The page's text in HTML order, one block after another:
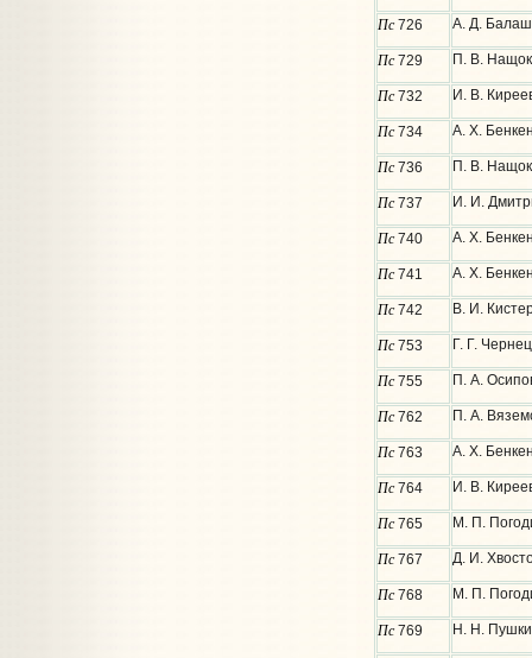
Пс726 А. Д.
Пс729 П. В.
Пс732 И. В.
Пс734 А. Х.
Пс736 П. В.
Пс737 И. И.
Пс740 А. Х.
Пс741 А. Х.
Пс742 В. И.
Пс753 Г. Г.
Пс755 П. А.
Пс762 П. А.
Пс763 А. Х.
Пс764 И. В.
Пс765 М. П.
Пс767 Д. И.
Пс768 М. П.
Пс769 Н. Н.